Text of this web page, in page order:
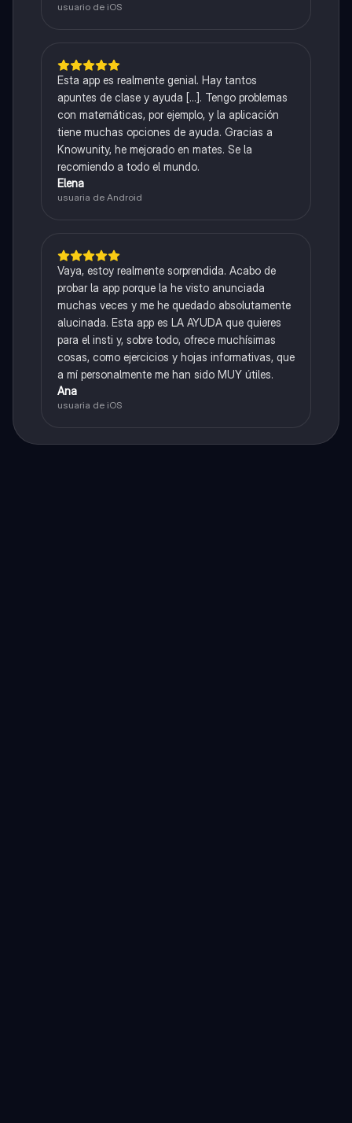
usuario de iOS
Esta app es realmente genial. Hay tantos
apuntes de clase y ayuda [...]. Tengo problemas
con matemáticas, por ejemplo, y la aplicación
tiene muchas opciones de ayuda. Gracias a
Knowunity, he mejorado en mates. Se la
recomiendo a todo el mundo.
Elena
usuaria de Android
Vaya, estoy realmente sorprendida. Acabo de
probar la app porque la he visto anunciada
muchas veces y me he quedado absolutamente
alucinada. Esta app es LA AYUDA que quieres
para el insti y, sobre todo, ofrece muchísimas
cosas, como ejercicios y hojas informativas, que
a mí personalmente me han sido MUY útiles.
Ana
usuaria de iOS